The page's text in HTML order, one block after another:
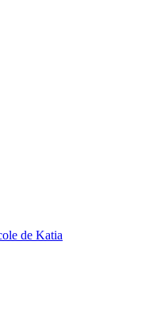
de Katia